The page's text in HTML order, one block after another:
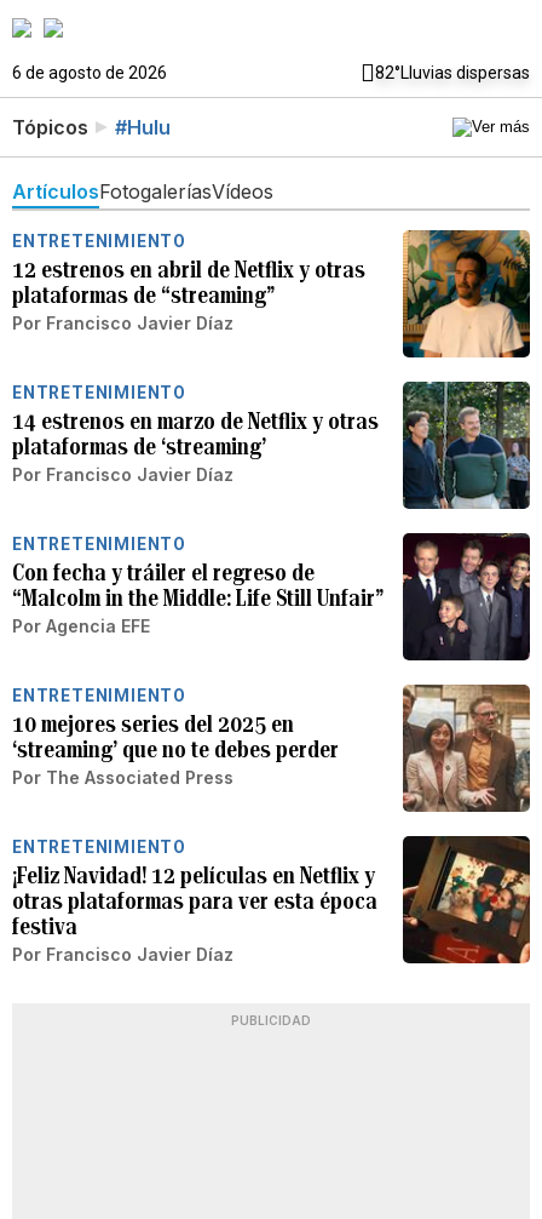
6 de agosto de 2026 82°Lluvias dispersas
Tópicos #Hulu
ArtículosFotogaleríasVídeos
ENTRETENIMIENTO
12 estrenos en abril de Netflix y otras
plataformas de “streaming”
Por Francisco Javier Díaz
ENTRETENIMIENTO
14 estrenos en marzo de Netflix y otras
plataformas de ‘streaming’
Por Francisco Javier Díaz
ENTRETENIMIENTO
Con fecha y tráiler el regreso de
“Malcolm in the Middle: Life Still Unfair”
Por Agencia EFE
ENTRETENIMIENTO
10 mejores series del 2025 en
‘streaming’ que no te debes perder
Por The Associated Press
ENTRETENIMIENTO
¡Feliz Navidad! 12 películas en Netflix y
otras plataformas para ver esta época
festiva
Por Francisco Javier Díaz
PUBLICIDAD